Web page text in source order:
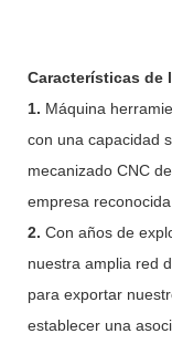
Características de
1. Máquina
con una capacidad
mecanizado CNC
empresa
2. Con años de
nuestra amplia red
para exportar
establecer una